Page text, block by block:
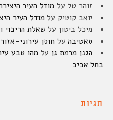
זוהר טל על מודל העיר
יואב קוטיק על מודל העיר
מיכל ביטון על שאלת הריבוי
סאטיבה על חוסן עירוני-
הגנן מרמת גן על מהו טבע
בתל אביב
תגיות